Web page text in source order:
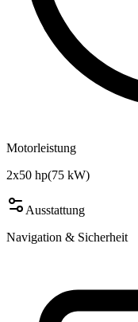
Motorleistung
2x50 hp(75 kW)
Ausstattung
Navigation & Sicherheit